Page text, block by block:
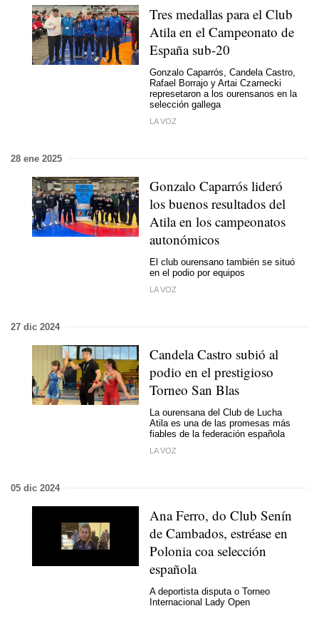
Tres medallas para el Club
Atila en el Campeonato de
España sub-20
Gonzalo Caparrós, Candela Castro,
Rafael Borrajo y Artai Czarnecki
represetaron a los ourensanos en la
selección gallega
LA VOZ
28 ene 2025
Gonzalo Caparrós lideró
los buenos resultados del
Atila en los campeonatos
autonómicos
El club ourensano también se situó
en el podio por equipos
LA VOZ
27 dic 2024
Candela Castro subió al
podio en el prestigioso
Torneo San Blas
La ourensana del Club de Lucha
Atila es una de las promesas más
fiables de la federación española
LA VOZ
05 dic 2024
Ana Ferro, do Club Senín
de Cambados, estréase en
Polonia coa selección
española
A deportista disputa o Torneo
Internacional Lady Open